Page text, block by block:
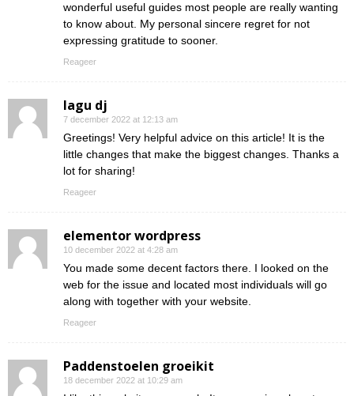
wonderful useful guides most people are really wanting
to know about. My personal sincere regret for not
expressing gratitude to sooner.
Reageer
lagu dj
7 december 2022 at 12:13 am
Greetings! Very helpful advice on this article! It is the
little changes that make the biggest changes. Thanks a
lot for sharing!
Reageer
elementor wordpress
10 december 2022 at 4:28 am
You made some decent factors there. I looked on the
web for the issue and located most individuals will go
along with together with your website.
Reageer
Paddenstoelen groeikit
18 december 2022 at 10:29 am